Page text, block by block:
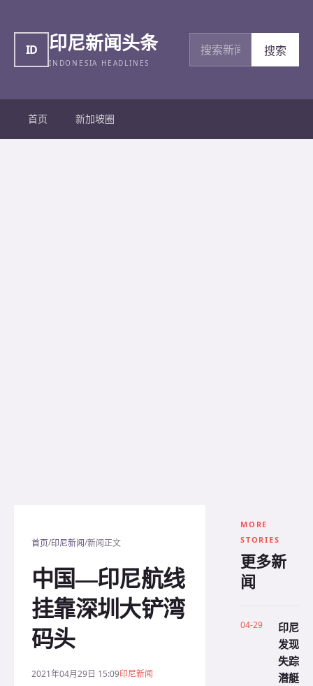
ID 印尼新闻头条
INDONESIA HEADLINES
搜索新闻
搜索
首页 新加坡圈
首页/印尼新闻/新闻正文
中国—印尼航线
挂靠深圳大铲湾
码头
2021年04月29日 15:09印尼新闻
MORE
STORIES
更多新
闻
04-29
印尼
发现
失踪
潜艇